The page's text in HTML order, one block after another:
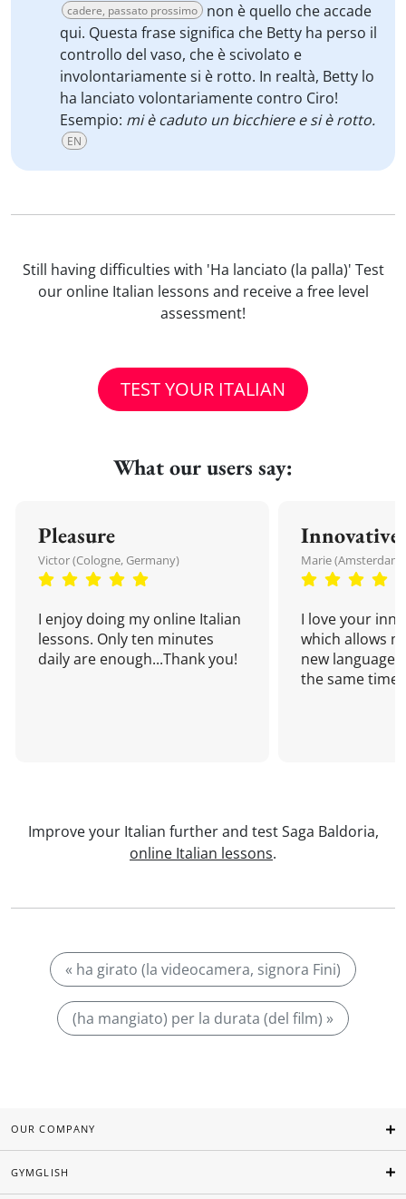
cadere, passato prossimo
non è quello che accade
qui. Questa frase significa che Betty ha perso il
controllo del vaso, che è scivolato e
involontariamente si è rotto. In realtà, Betty lo
ha lanciato volontariamente contro Ciro!
Esempio: mi è caduto un bicchiere e si è rotto.
EN
Still having difficulties with 'Ha lanciato (la palla)' Test
our online Italian lessons and receive a free level
assessment!
TEST YOUR ITALIAN
What our users say:
Pleasure
Victor (Cologne, Germany)
I enjoy doing my online Italian
lessons. Only ten minutes
daily are enough...Thank you!
Innovative
Marie
I love your
which allows
new language
the same time!
Improve your Italian further and test Saga Baldoria,
online Italian lessons.
« ha girato (la videocamera, signora Fini)
(ha mangiato) per la durata (del film) »
OUR COMPANY
GYMGLISH